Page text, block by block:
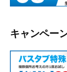
キャンペー